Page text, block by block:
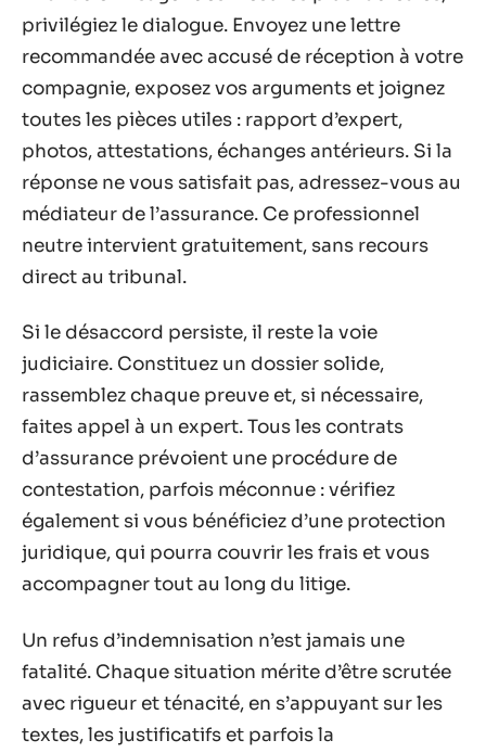
privilégiez le dialogue. Envoyez une lettre
recommandée avec accusé de réception à votre
compagnie, exposez vos arguments et joignez
toutes les pièces utiles : rapport d’expert,
photos, attestations, échanges antérieurs. Si la
réponse ne vous satisfait pas, adressez-vous au
médiateur de l’assurance. Ce professionnel
neutre intervient gratuitement, sans recours
direct au tribunal.
Si le désaccord persiste, il reste la voie
judiciaire. Constituez un dossier solide,
rassemblez chaque preuve et, si nécessaire,
faites appel à un expert. Tous les contrats
d’assurance prévoient une procédure de
contestation, parfois méconnue : vérifiez
également si vous bénéficiez d’une protection
juridique, qui pourra couvrir les frais et vous
accompagner tout au long du litige.
Un refus d’indemnisation n’est jamais une
fatalité. Chaque situation mérite d’être scrutée
avec rigueur et ténacité, en s’appuyant sur les
textes, les justificatifs et parfois la